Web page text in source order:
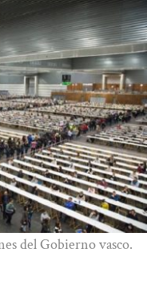
del Gobierno vasco.